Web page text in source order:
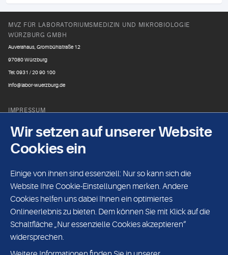
MVZ FÜR LABORATORIUMSMEDIZIN UND MIKROBIOLOGIE
WÜRZBURG GMBH
Auverahaus, Grombühlstraße 12
97080 Würzburg
Tel: 0931 / 20 90 100
info@labor-wuerzburg.de
IMPRESSUM
Fax: 0931 / 20 90 222
DATENSCHUTZ
Mikrobiologie
Fax: 0931 / 20 90 223
Wir setzen auf unserer Website
Cookies ein
Einige von ihnen sind essenziell: Nur so kann sich die
Website Ihre Cookie-Einstellungen merken. Andere
Cookies helfen uns dabei Ihnen ein optimiertes
Onlineerlebnis zu bieten. Dem können Sie mit Klick auf die
Schaltfläche „Nur essenzielle Cookies akzeptieren“
widersprechen.